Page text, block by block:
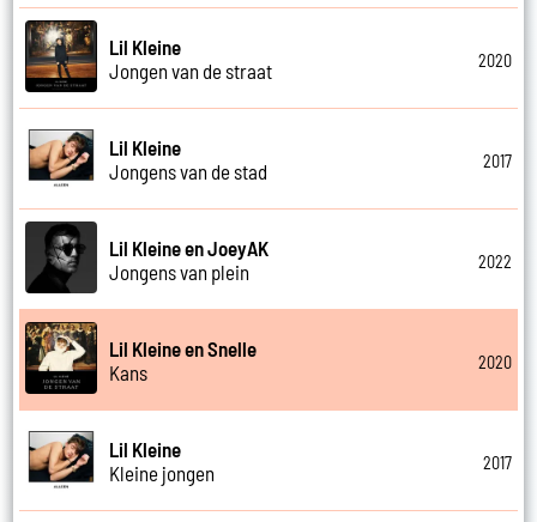
Lil Kleine
Jongen van de straat
2020
Lil Kleine
Jongens van de stad
2017
Lil Kleine en JoeyAK
Jongens van plein
2022
Lil Kleine en Snelle
Kans
2020
Lil Kleine
Kleine jongen
2017